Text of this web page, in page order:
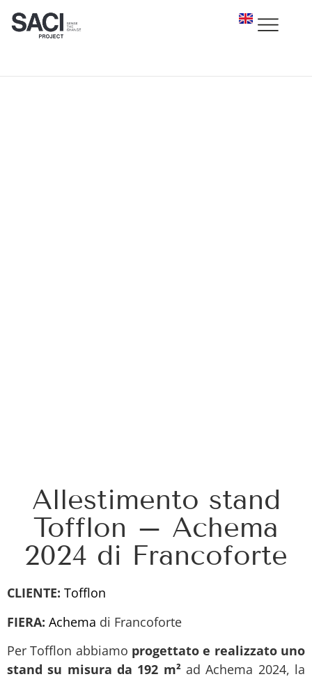
Allestimento stand
Tofflon – Achema
2024 di Francoforte
CLIENTE: Tofflon
FIERA: Achema di Francoforte
Per Tofflon abbiamo progettato e realizzato uno
stand su misura da 192 m²ad Achema 2024, la